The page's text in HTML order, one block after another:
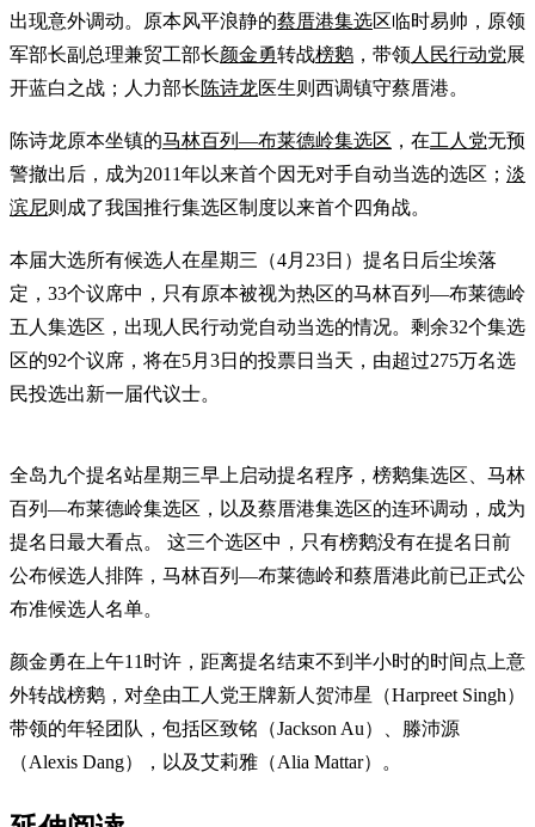
出现意外调动。原本风平浪静的蔡厝港集选区临时易帅，原领
军部长副总理兼贸工部长颜金勇转战榜鹅 ，带领 人民行动党展
开蓝白之战；人力部长陈诗龙医生则西调镇守蔡厝港。
陈诗龙原本坐镇的马林百列—布莱德岭集选区 ，在工人党无预
警撤出后，成为2011年以来首个因无对手自动当选的选区； 淡
滨尼则成了我国推行集选区制度以来首个四角战。
本届大选所有候选人在星期三（4月23日）提名日后尘埃落
定，33个议席中，只有原本被视为热区的马林百列—布莱德岭
五人集选区，出现人民行动党自动当选的情况。剩余32个集选
区的92个议席，将在5月3日的投票日当天，由超过275万名选
民投选出新一届代议士。
全岛九个提名站星期三早上启动提名程序，榜鹅集选区、马林
百列—布莱德岭集选区，以及蔡厝港集选区的连环调动，成为
提名日最大看点。 这三个选区中，只有榜鹅没有在提名日前
公布候选人排阵，马林百列—布莱德岭和蔡厝港此前已正式公
布准候选人名单。
颜金勇在上午11时许，距离提名结束不到半小时的时间点上意
外转战榜鹅，对垒由工人党王牌新人贺沛星（Harpreet Singh）
带领的年轻团队，包括区致铭（Jackson Au）、滕沛源
（Alexis Dang），以及艾莉雅（Alia Mattar）。